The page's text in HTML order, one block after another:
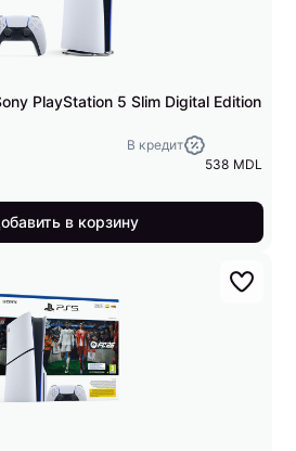
PlayStation 5 Slim Digital Edition
В кредит
538 MDL
в корзину